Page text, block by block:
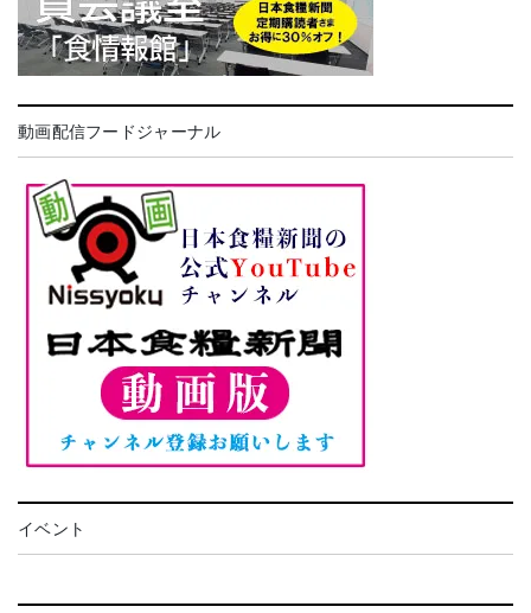
動画配信フードジャーナル
イベント